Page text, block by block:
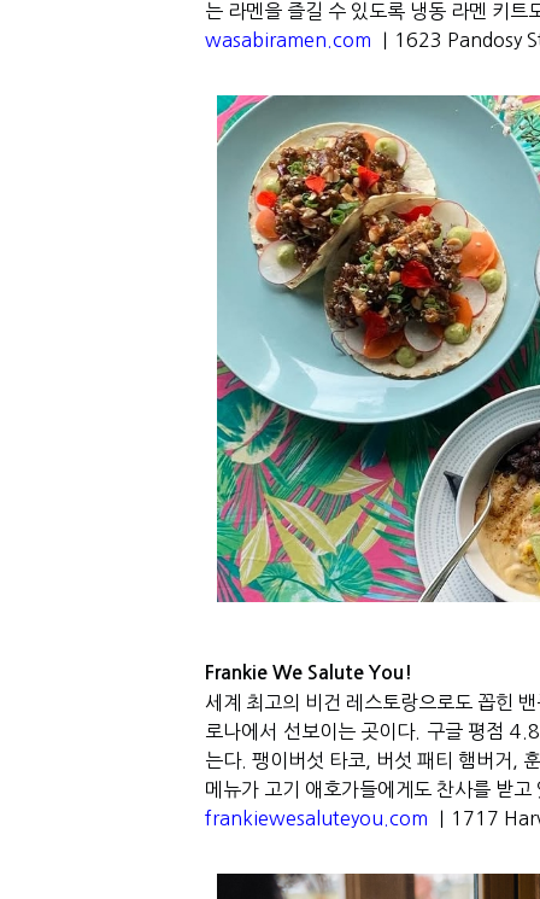
는 라멘을 즐길 수 있도록 냉동 라멘 키트
wasabiramen.com ｜1623 Pandosy
Frankie We Salute You!
세계 최고의 비건 레스토랑으로도 꼽힌
로나에서 선보이는 곳이다. 구글 평점 4.8
는다. 팽이버섯 타코 버섯 패티 햄버거
메뉴가 고기 애호가들에게도 찬사를 받고
frankiewesaluteyou.com ｜1717